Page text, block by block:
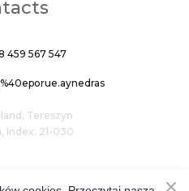
459 567 547
Tereszyn
Index: 21-030